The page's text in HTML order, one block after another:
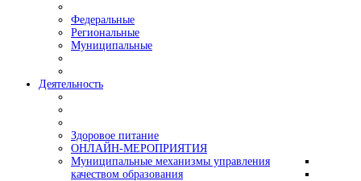
Федеральные
Региональные
Муниципальные
Деятельность
Здоровое питание
ОНЛАЙН-МЕРОПРИЯТИЯ
Муниципальные механизмы управления
качеством образования